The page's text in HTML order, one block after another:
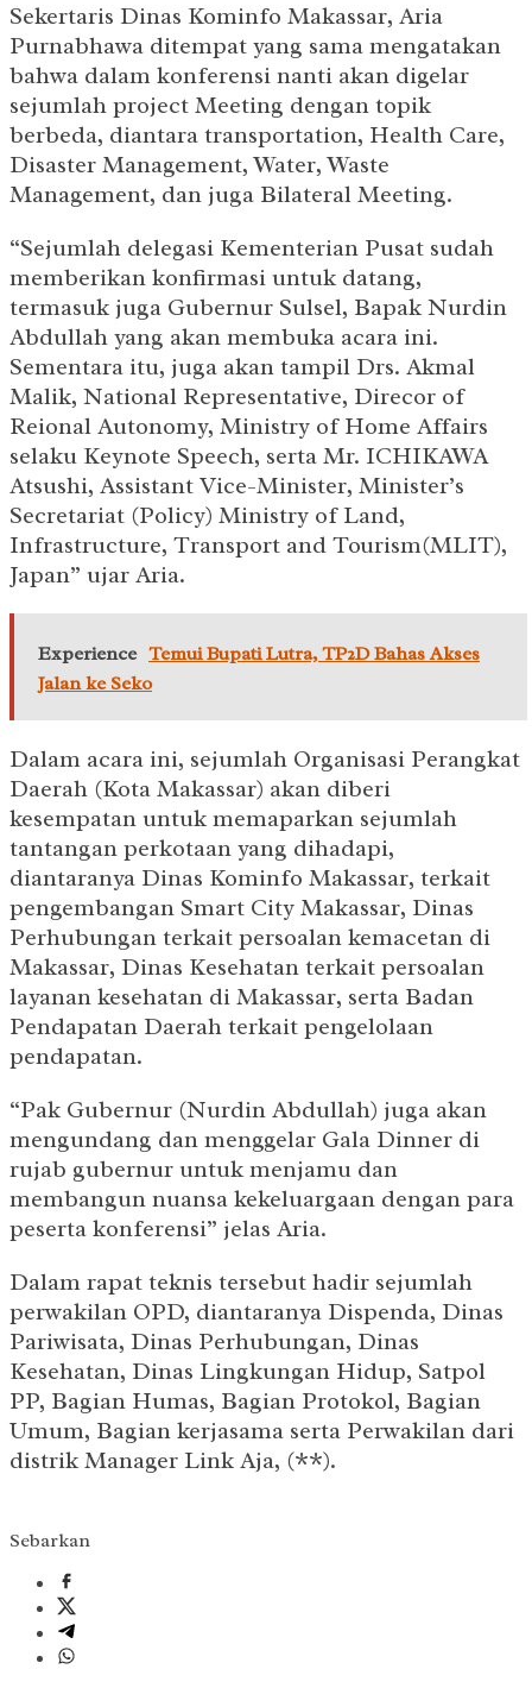
Sekertaris Dinas Kominfo Makassar, Aria
Purnabhawa ditempat yang sama mengatakan
bahwa dalam konferensi nanti akan digelar
sejumlah project Meeting dengan topik
berbeda, diantara transportation, Health Care,
Disaster Management, Water, Waste
Management, dan juga Bilateral Meeting.
“Sejumlah delegasi Kementerian Pusat sudah
memberikan konfirmasi untuk datang,
termasuk juga Gubernur Sulsel, Bapak Nurdin
Abdullah yang akan membuka acara ini.
Sementara itu, juga akan tampil Drs. Akmal
Malik, National Representative, Direcor of
Reional Autonomy, Ministry of Home Affairs
selaku Keynote Speech, serta Mr. ICHIKAWA
Atsushi, Assistant Vice-Minister, Minister’s
Secretariat (Policy) Ministry of Land,
Infrastructure, Transport and Tourism(MLIT),
Japan” ujar Aria.
Experience Temui Bupati Lutra, TP2D Bahas Akses
Jalan ke Seko
Dalam acara ini, sejumlah Organisasi Perangkat
Daerah (Kota Makassar) akan diberi
kesempatan untuk memaparkan sejumlah
tantangan perkotaan yang dihadapi,
diantaranya Dinas Kominfo Makassar, terkait
pengembangan Smart City Makassar, Dinas
Perhubungan terkait persoalan kemacetan di
Makassar, Dinas Kesehatan terkait persoalan
layanan kesehatan di Makassar, serta Badan
Pendapatan Daerah terkait pengelolaan
pendapatan.
“Pak Gubernur (Nurdin Abdullah) juga akan
mengundang dan menggelar Gala Dinner di
rujab gubernur untuk menjamu dan
membangun nuansa kekeluargaan dengan para
peserta konferensi” jelas Aria.
Dalam rapat teknis tersebut hadir sejumlah
perwakilan OPD, diantaranya Dispenda, Dinas
Pariwisata, Dinas Perhubungan, Dinas
Kesehatan, Dinas Lingkungan Hidup, Satpol
PP, Bagian Humas, Bagian Protokol, Bagian
Umum, Bagian kerjasama serta Perwakilan dari
distrik Manager Link Aja, (**).
Sebarkan